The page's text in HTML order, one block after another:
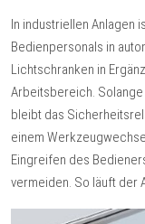
In industriellen Anlagen
Bedienpersonals in
Lichtschranken in
Arbeitsbereich.
bleibt das
einem
Eingreifen des
vermeiden. So läuft der